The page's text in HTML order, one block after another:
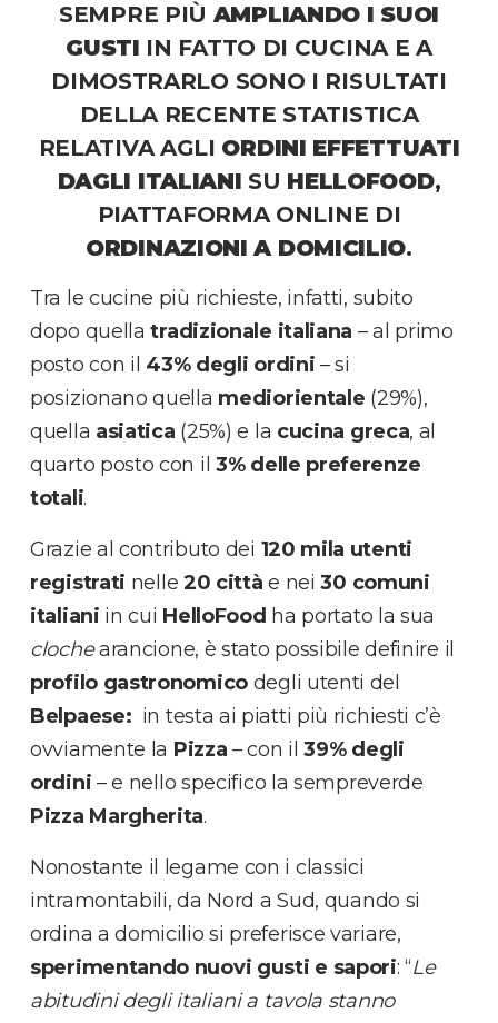
SEMPRE PIÙAMPLIANDO I SUOI
GUSTI IN FATTO DI CUCINA E A
DIMOSTRARLO SONO I RISULTATI
DELLA RECENTE STATISTICA
RELATIVA AGLI ORDINI EFFETTUATI
DAGLI ITALIANI SU HELLOFOOD,
PIATTAFORMA ONLINE DI
ORDINAZIONI A DOMICILIO.
Tra le cucine più richieste, infatti, subito
dopo quellatradizionale italiana – al primo
posto con il 43% degli ordini – si
posizionano quella mediorientale (29%),
quella asiatica (25%) e la cucina greca, al
quarto posto con il 3% delle preferenze
totali.
Grazie al contributo dei 120 mila utenti
registrati nelle 20 città e nei30 comuni
italiani in cui HelloFood ha portato la sua
clochearancione, è stato possibile definire il
profilo gastronomico degli utenti del
Belpaese: in testa ai piatti più richiesti c’è
ovviamente la Pizza – con il39% degli
ordini – e nello specifico la sempreverde
Pizza Margherita.
Nonostante il legame con i classici
intramontabili, da Nord a Sud, quando si
ordina a domicilio si preferisce variare,
sperimentando nuovi gusti e sapori: “Le
abitudini degli italiani a tavola stanno